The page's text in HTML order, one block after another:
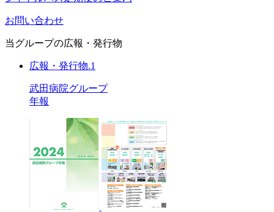
お問い合わせ
当グループの広報・発行物
広報・発行物.1
武田病院グループ
年報